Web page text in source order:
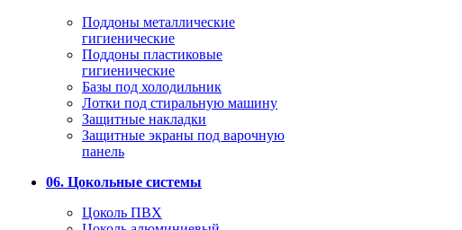
Поддоны металлические
гигиенические
Поддоны пластиковые
гигиенические
Базы под холодильник
Лотки под стиральную машину
Защитные накладки
Защитные экраны под варочную
панель
06. Цокольные системы
Цоколь ПВХ